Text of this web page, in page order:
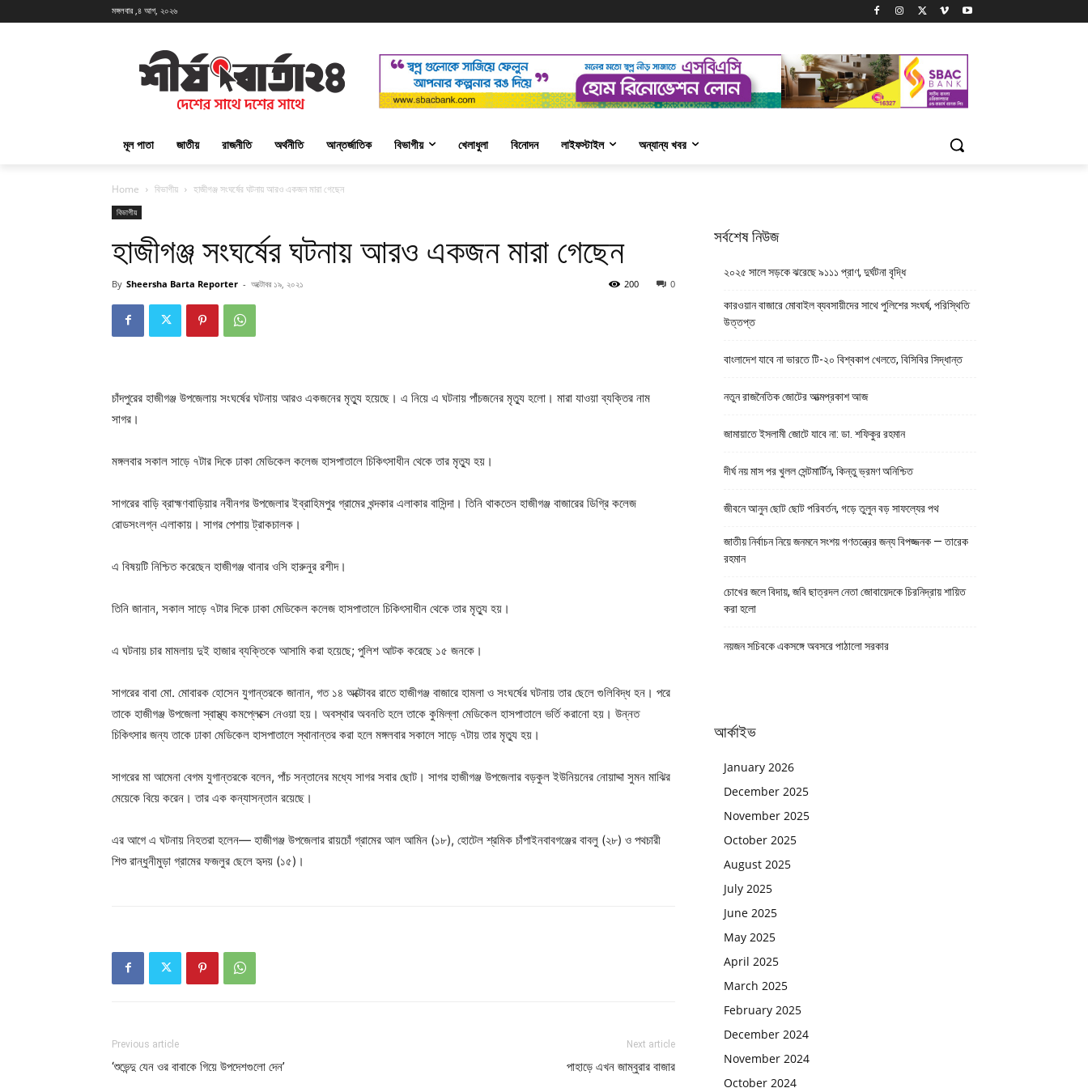
মঙ্গলবার ,৪ আগ, ২০২৬
মূল পাতা জাতীয় রাজনীতি অর্থনীতি আন্তর্জাতিক বিভাগীয় খেলাধুলা বিনোদন লাইফস্টাইল অন্যান্য খবর
Home বিভাগীয় হাজীগঞ্জ সংঘর্ষের ঘটনায় আরও একজন মারা গেছেন
বিভাগীয়
হাজীগঞ্জ সংঘর্ষের ঘটনায় আরও একজন মারা গেছেন
By Sheersha Barta Reporter - অক্টোবর ১৯, ২০২১ 0
200
চাঁদপুরের হাজীগঞ্জ উপজেলায় সংঘর্ষের ঘটনায় আরও একজনের মৃত্যু হয়েছে। এ নিয়ে এ ঘটনায় পাঁচজনের মৃত্যু হলো। মারা যাওয়া ব্যক্তির নাম
সাগর।
মঙ্গলবার সকাল সাড়ে ৭টার দিকে ঢাকা মেডিকেল কলেজ হাসপাতালে চিকিৎসাধীন থেকে তার মৃত্যু হয়।
সাগরের বাড়ি ব্রাহ্মণবাড়িয়ার নবীনগর উপজেলার ইব্রাহিমপুর গ্রামের খন্দকার এলাকার বাসিন্দা। তিনি থাকতেন হাজীগঞ্জ বাজারের ডিগ্রি কলেজ
রোডসংলগ্ন এলাকায়। সাগর পেশায় ট্রাকচালক।
এ বিষয়টি নিশ্চিত করেছেন হাজীগঞ্জ থানার ওসি হারুনুর রশীদ।
তিনি জানান, সকাল সাড়ে ৭টার দিকে ঢাকা মেডিকেল কলেজ হাসপাতালে চিকিৎসাধীন থেকে তার মৃত্যু হয়।
এ ঘটনায় চার মামলায় দুই হাজার ব্যক্তিকে আসামি করা হয়েছে; পুলিশ আটক করেছে ১৫ জনকে।
সাগরের বাবা মো. মোবারক হোসেন যুগান্তরকে জানান, গত ১৪ অক্টোবর রাতে হাজীগঞ্জ বাজারে হামলা ও সংঘর্ষের ঘটনায় তার ছেলে গুলিবিদ্ধ হন। পরে
তাকে হাজীগঞ্জ উপজেলা স্বাস্থ্য কমপ্লেক্সে নেওয়া হয়। অবস্থার অবনতি হলে তাকে কুমিল্লা মেডিকেল হাসপাতালে ভর্তি করানো হয়। উন্নত
চিকিৎসার জন্য তাকে ঢাকা মেডিকেল হাসপাতালে স্থানান্তর করা হলে মঙ্গলবার সকালে সাড়ে ৭টায় তার মৃত্যু হয়।
সাগরের মা আমেনা বেগম যুগান্তরকে বলেন, পাঁচ সন্তানের মধ্যে সাগর সবার ছোট। সাগর হাজীগঞ্জ উপজেলার বড়কুল ইউনিয়নের নোয়াদ্দা সুমন মাঝির
মেয়েকে বিয়ে করেন। তার এক কন্যাসন্তান রয়েছে।
এর আগে এ ঘটনায় নিহতরা হলেন— হাজীগঞ্জ উপজেলার রায়চোঁ গ্রামের আল আমিন (১৮), হোটেল শ্রমিক চাঁপাইনবাবগঞ্জের বাবলু (২৮) ও পথচারী
শিশু রান্ধুনীমুড়া গ্রামের ফজলুর ছেলে হৃদয় (১৫)।
Previous article
‘‌শুভেন্দু যেন ওর বাবাকে গিয়ে উপদেশগুলো দেন’‌
Next article
পাহাড়ে এখন জাম্বুরার বাজার
সর্বশেষ নিউজ
২০২৫ সালে সড়কে ঝরেছে ৯১১১ প্রাণ, দুর্ঘটনা বৃদ্ধি
কারওয়ান বাজারে মোবাইল ব্যবসায়ীদের সাথে পুলিশের সংঘর্ষ, পরিস্থিতি
উত্তপ্ত
বাংলাদেশ যাবে না ভারতে টি-২০ বিশ্বকাপ খেলতে, বিসিবির সিদ্ধান্ত
নতুন রাজনৈতিক জোটের আত্মপ্রকাশ আজ
জামায়াতে ইসলামী জোটে যাবে না: ডা. শফিকুর রহমান
দীর্ঘ নয় মাস পর খুলল সেন্টমার্টিন, কিন্তু ভ্রমণ অনিশ্চিত
জীবনে আনুন ছোট ছোট পরিবর্তন, গড়ে তুলুন বড় সাফল্যের পথ
জাতীয় নির্বাচন নিয়ে জনমনে সংশয় গণতন্ত্রের জন্য বিপজ্জনক — তারেক
রহমান
চোখের জলে বিদায়, জবি ছাত্রদল নেতা জোবায়েদকে চিরনিদ্রায় শায়িত
করা হলো
নয়জন সচিবকে একসঙ্গে অবসরে পাঠালো সরকার
আর্কাইভ
January 2026
December 2025
November 2025
October 2025
August 2025
July 2025
June 2025
May 2025
April 2025
March 2025
February 2025
December 2024
November 2024
October 2024